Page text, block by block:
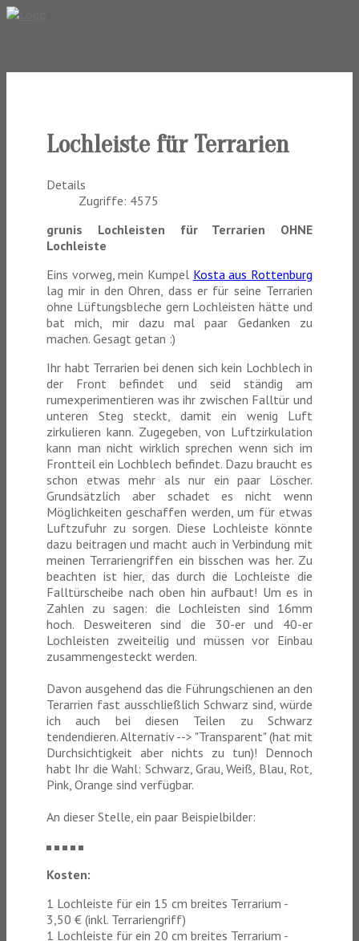
Lochleiste für Terrarien
Details
Zugriffe: 4575
grunis Lochleisten für Terrarien OHNE
Lochleiste
Eins vorweg, mein Kumpel Kosta aus Rottenburg
lag mir in den Ohren, dass er für seine Terrarien
ohne Lüftungsbleche gern Lochleisten hätte und
bat mich, mir dazu mal paar Gedanken zu
machen. Gesagt getan :)
Ihr habt Terrarien bei denen sich kein Lochblech in
der Front befindet und seid ständig am
rumexperimentieren was ihr zwischen Falltür und
unteren Steg steckt, damit ein wenig Luft
zirkulieren kann. Zugegeben, von Luftzirkulation
kann man nicht wirklich sprechen wenn sich im
Frontteil ein Lochblech befindet. Dazu braucht es
schon etwas mehr als nur ein paar Löscher.
Grundsätzlich aber schadet es nicht wenn
Möglichkeiten geschaffen werden, um für etwas
Luftzufuhr zu sorgen. Diese Lochleiste könnte
dazu beitragen und macht auch in Verbindung mit
meinen Terrariengriffen ein bisschen was her. Zu
beachten ist hier, das durch die Lochleiste die
Falltürscheibe nach oben hin aufbaut! Um es in
Zahlen zu sagen: die Lochleisten sind 16mm
hoch. Desweiteren sind die 30-er und 40-er
Lochleisten zweiteilig und müssen vor Einbau
zusammengesteckt werden.
Davon ausgehend das die Führungschienen an den
Terarrien fast ausschließlich Schwarz sind, würde
ich auch bei diesen Teilen zu Schwarz
tendendieren. Alternativ --> "Transparent" (hat mit
Durchsichtigkeit aber nichts zu tun)! Dennoch
habt Ihr die Wahl: Schwarz, Grau, Weiß, Blau, Rot,
Pink, Orange sind verfügbar.
An dieser Stelle, ein paar Beispielbilder:
Kosten:
1 Lochleiste für ein 15 cm breites Terrarium -
3,50 € (inkl. Terrariengriff)
1 Lochleiste für ein 20 cm breites Terrarium -